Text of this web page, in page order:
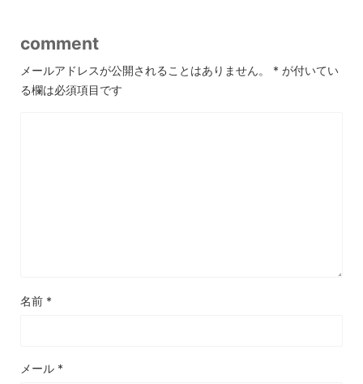
comment
メールアドレスが公開されることはありません。 * が付いてい
る欄は必須項目です
名前 *
メール *